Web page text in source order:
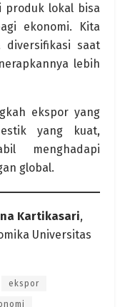
produk lokal bisa
ekonomi. Kita
diversifikasi saat
lebih
ekspor yang
yang kuat,
menghadapi
global.
Kartikasari,
Universitas
ekspor